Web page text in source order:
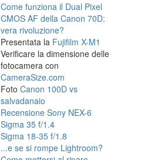
Come funziona il Dual Pixel
CMOS AF della Canon 70D:
vera rivoluzione?
Presentata la Fujifilm X-M1
Verificare la dimensione delle
fotocamera con
CameraSize.com
FotoCanon 100D vs
salvadanaio
Recensione Sony NEX-6
Sigma 35 f/1.4
Sigma 18-35 f/1.8
...e se si rompe Lightroom?